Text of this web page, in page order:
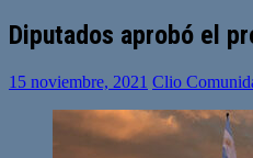
Diputados aprobó el
15 noviembre, 2021 Clio